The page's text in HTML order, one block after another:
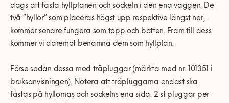
dags att fästa hyllplanen och sockeln i den ena väggen. De
två ”hyllor” som placeras högst upp respektive längst ner,
kommer senare fungera som topp och botten. Fram till dess
kommer vi däremot benämna dem som hyllplan.
Förse sedan dessa med träpluggar (märkta med nr. 101351 i
bruksanvisningen). Notera att träpluggarna endast ska
fästas på hyllornas och sockelns ena sida. 2 st pluggar per